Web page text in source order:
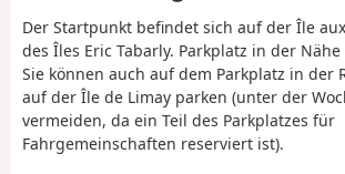
Der Startpunkt befindet sich auf der Île
des Îles Eric Tabarly. Parkplatz in der
Sie können auch auf dem Parkplatz in der
auf der Île de Limay parken (unter der
vermeiden, da ein Teil des Parkplatzes für
Fahrgemeinschaften reserviert ist).